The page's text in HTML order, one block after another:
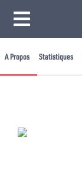
A Propos Statistiques